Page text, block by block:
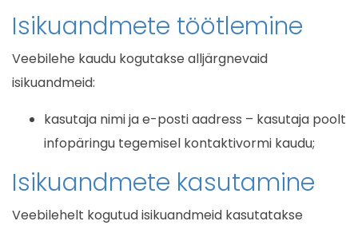
Isikuandmete töötlemine
Veebilehe kaudu kogutakse alljärgnevaid
isikuandmeid:
kasutaja nimi ja e-posti aadress – kasutaja poolt
infopäringu tegemisel kontaktivormi kaudu;
Isikuandmete kasutamine
Veebilehelt kogutud isikuandmeid kasutatakse